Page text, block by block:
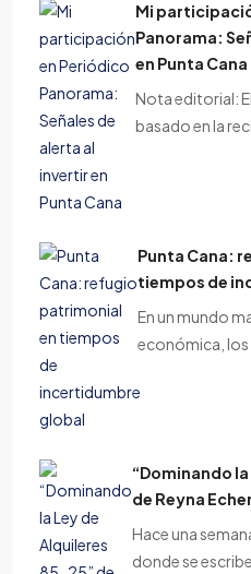
Mi
Panorama:
en Punta Cana
Nota editorial:
basado en la
Punta Cana:
tiempos de
En un mundo
económica, los
“Dominando
de Reyna
Hace una
donde se